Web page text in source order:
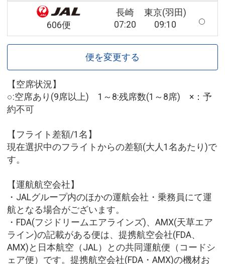
606便
長崎
07:20
東京(羽田)
09:10
便を変更する
【空席状況】
○:空席あり(9席以上) 1～8:残席数(1～8席) ×：予
約不可
【フライト差額/1名】
現在選択中のフライトからの差額(大人1名あたり)で
す。
【運航航空会社】
・JALグループ内のほかの運航会社・乗務員にて運
航となる場合がございます。
・FDA(フジドリームエアラインズ)、AMX(天草エア
ライン)の記載がある便は、提携航空会社(FDA、
AMX)と日本航空（JAL）との共同運航便（コードシ
ェア便）です。提携航空会社(FDA・AMX)の機材お